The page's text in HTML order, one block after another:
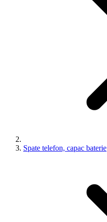
Spate telefon, capac baterie